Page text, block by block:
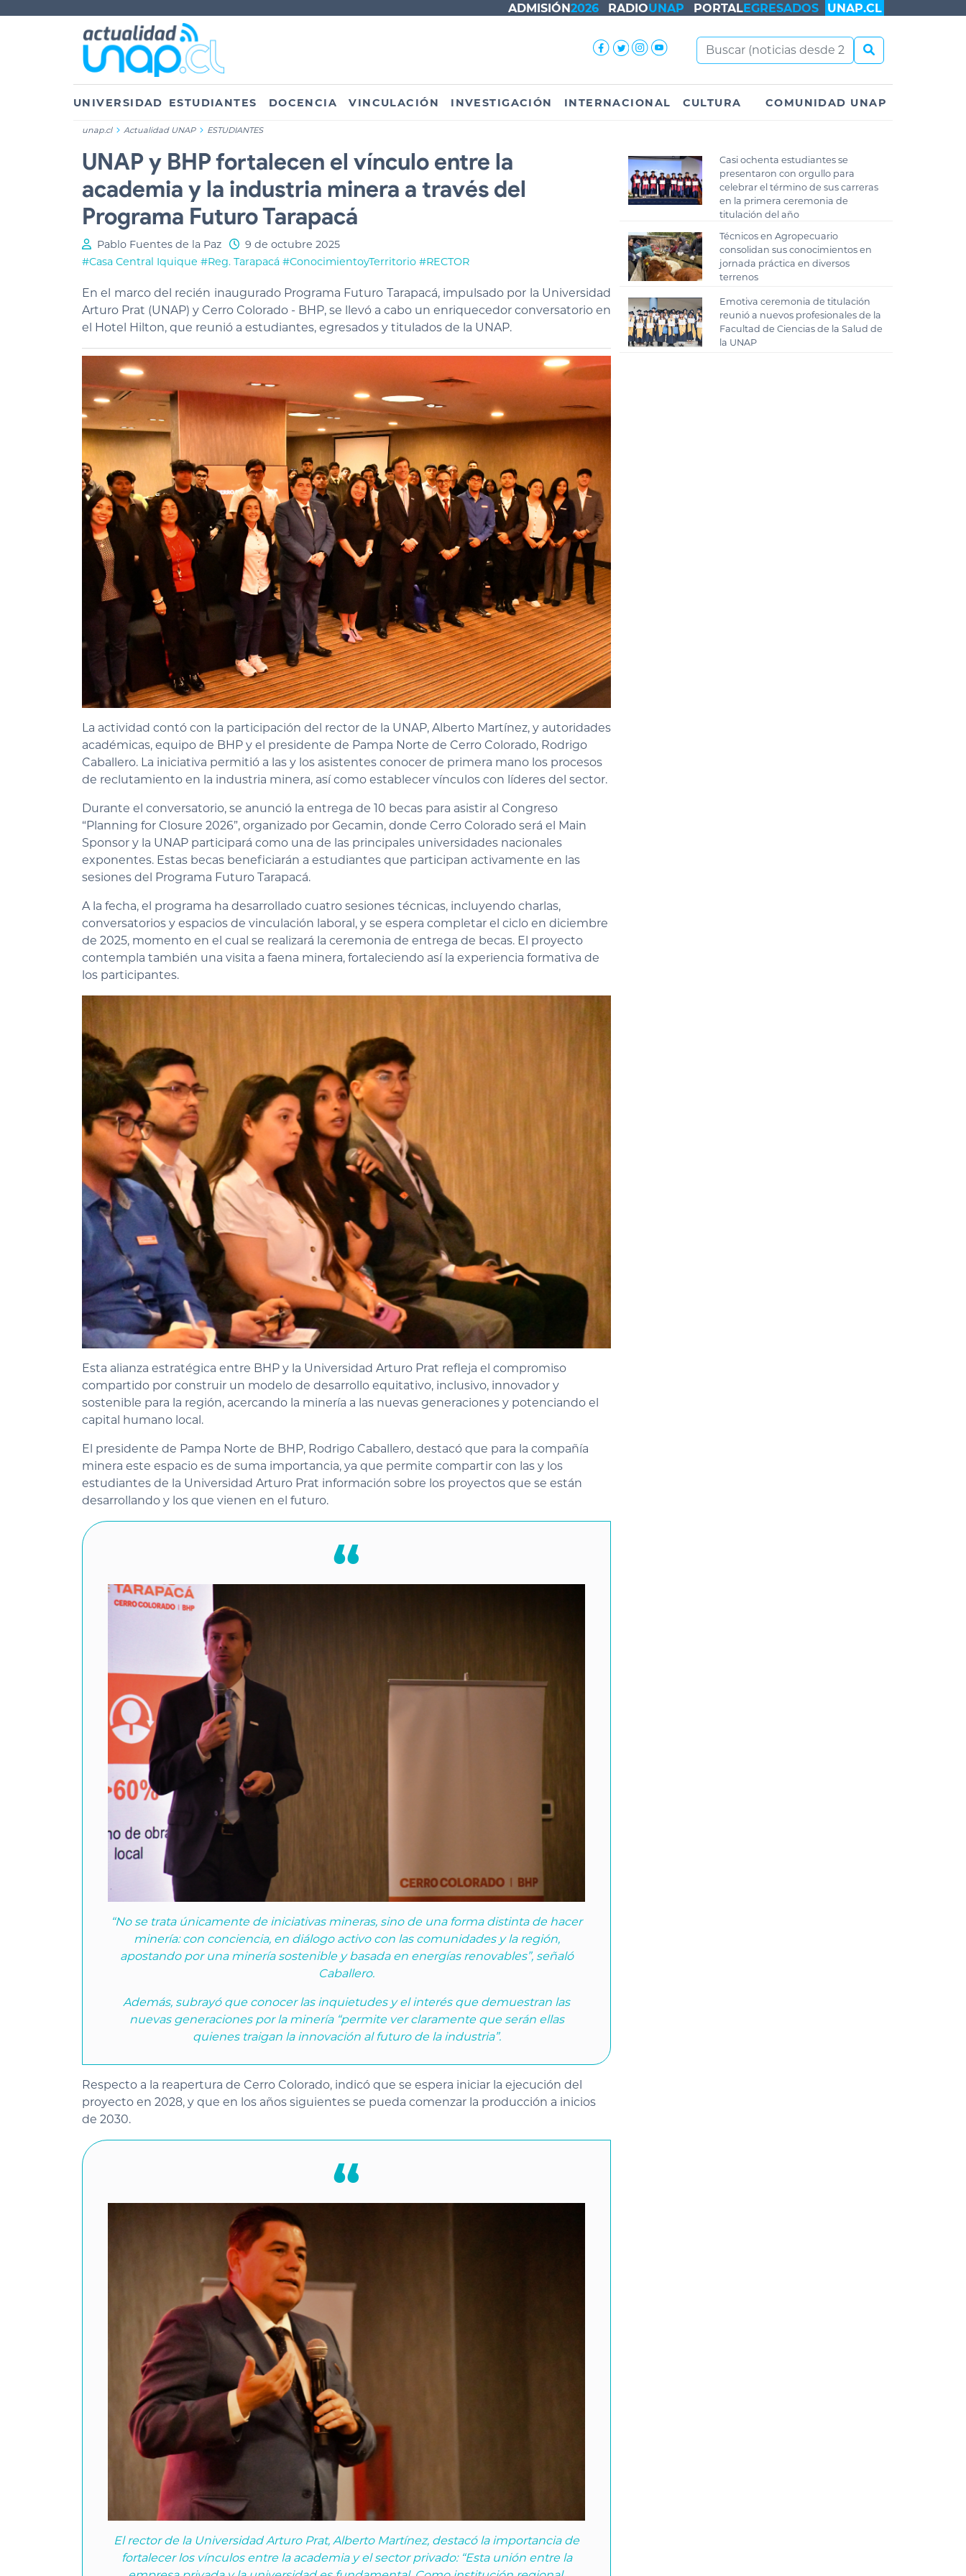
ADMISIÓN2026 RADIOUNAP PORTALEGRESADOS UNAP.CL
UNIVERSIDAD ESTUDIANTES DOCENCIA VINCULACIÓN INVESTIGACIÓN INTERNACIONAL CULTURA COMUNIDAD UNAP
unap.cl Actualidad UNAP ESTUDIANTES
UNAP y BHP fortalecen el vínculo entre la
academia y la industria minera a través del
Programa Futuro Tarapacá
Pablo Fuentes de la Paz
9 de octubre 2025
#Casa Central Iquique #Reg. Tarapacá #ConocimientoyTerritorio #RECTOR
En el marco del recién inaugurado Programa Futuro Tarapacá, impulsado por la Universidad
Arturo Prat (UNAP) y Cerro Colorado - BHP, se llevó a cabo un enriquecedor conversatorio en
el Hotel Hilton, que reunió a estudiantes, egresados y titulados de la UNAP.
La actividad contó con la participación del rector de la UNAP, Alberto Martínez, y autoridades
académicas, equipo de BHP y el presidente de Pampa Norte de Cerro Colorado, Rodrigo
Caballero. La iniciativa permitió a las y los asistentes conocer de primera mano los procesos
de reclutamiento en la industria minera, así como establecer vínculos con líderes del sector.
Durante el conversatorio, se anunció la entrega de 10 becas para asistir al Congreso
“Planning for Closure 2026”, organizado por Gecamin, donde Cerro Colorado será el Main
Sponsor y la UNAP participará como una de las principales universidades nacionales
exponentes. Estas becas beneficiarán a estudiantes que participan activamente en las
sesiones del Programa Futuro Tarapacá.
A la fecha, el programa ha desarrollado cuatro sesiones técnicas, incluyendo charlas,
conversatorios y espacios de vinculación laboral, y se espera completar el ciclo en diciembre
de 2025, momento en el cual se realizará la ceremonia de entrega de becas. El proyecto
contempla también una visita a faena minera, fortaleciendo así la experiencia formativa de
los participantes.
Esta alianza estratégica entre BHP y la Universidad Arturo Prat refleja el compromiso
compartido por construir un modelo de desarrollo equitativo, inclusivo, innovador y
sostenible para la región, acercando la minería a las nuevas generaciones y potenciando el
capital humano local.
El presidente de Pampa Norte de BHP, Rodrigo Caballero, destacó que para la compañía
minera este espacio es de suma importancia, ya que permite compartir con las y los
estudiantes de la Universidad Arturo Prat información sobre los proyectos que se están
desarrollando y los que vienen en el futuro.
“No se trata únicamente de iniciativas mineras, sino de una forma distinta de hacer
minería: con conciencia, en diálogo activo con las comunidades y la región,
apostando por una minería sostenible y basada en energías renovables”, señaló
Caballero.
Además, subrayó que conocer las inquietudes y el interés que demuestran las
nuevas generaciones por la minería “permite ver claramente que serán ellas
quienes traigan la innovación al futuro de la industria”.
Respecto a la reapertura de Cerro Colorado, indicó que se espera iniciar la ejecución del
proyecto en 2028, y que en los años siguientes se pueda comenzar la producción a inicios
de 2030.
El rector de la Universidad Arturo Prat, Alberto Martínez, destacó la importancia de
fortalecer los vínculos entre la academia y el sector privado: “Esta unión entre la
Casi ochenta estudiantes se
presentaron con orgullo para
celebrar el término de sus carreras
en la primera ceremonia de
titulación del año
Técnicos en Agropecuario
consolidan sus conocimientos en
jornada práctica en diversos
terrenos
Emotiva ceremonia de titulación
reunió a nuevos profesionales de la
Facultad de Ciencias de la Salud de
la UNAP